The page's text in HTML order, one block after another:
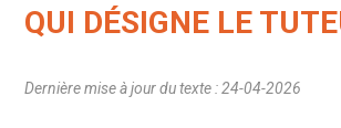
QUI DÉSIGNE LE
Dernière mise à jour du texte : 24-04-2026